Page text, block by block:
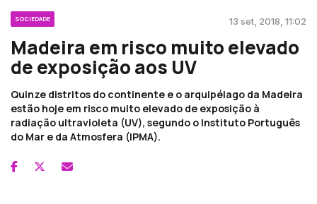
SOCIEDADE 13 set, 2018, 11:02
Madeira em risco muito elevado
de exposição aos UV
Quinze distritos do continente e o arquipélago da Madeira
estão hoje em risco muito elevado de exposição à
radiação ultravioleta (UV), segundo o Instituto Português
do Mar e da Atmosfera (IPMA).